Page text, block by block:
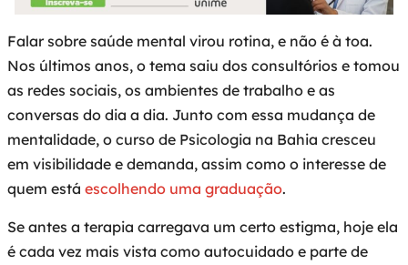
Falar sobre saúde mental virou rotina, e não é à toa.
Nos últimos anos, o tema saiu dos consultórios e tomou
as redes sociais, os ambientes de trabalho e as
conversas do dia a dia. Junto com essa mudança de
mentalidade, o curso de Psicologia na Bahia cresceu
em visibilidade e demanda, assim como o interesse de
quem está escolhendo uma graduação.
Se antes a terapia carregava um certo estigma, hoje ela
é cada vez mais vista como autocuidado e parte de